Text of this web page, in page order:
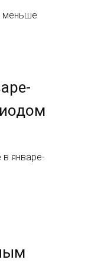
меньше
в январе-